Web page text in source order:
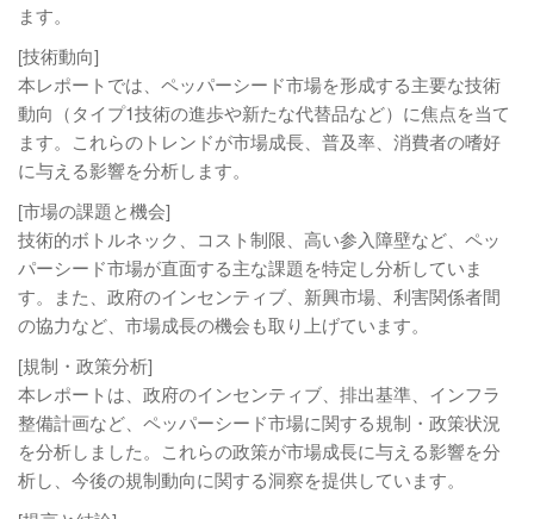
ます。
[技術動向]
本レポートでは、ペッパーシード市場を形成する主要な技術
動向（タイプ1技術の進歩や新たな代替品など）に焦点を当て
ます。これらのトレンドが市場成長、普及率、消費者の嗜好
に与える影響を分析します。
[市場の課題と機会]
技術的ボトルネック、コスト制限、高い参入障壁など、ペッ
パーシード市場が直面する主な課題を特定し分析していま
す。また、政府のインセンティブ、新興市場、利害関係者間
の協力など、市場成長の機会も取り上げています。
[規制・政策分析]
本レポートは、政府のインセンティブ、排出基準、インフラ
整備計画など、ペッパーシード市場に関する規制・政策状況
を分析しました。これらの政策が市場成長に与える影響を分
析し、今後の規制動向に関する洞察を提供しています。